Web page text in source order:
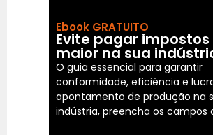
Ebook GRATUITO
Evite pagar impostos
maior na sua
O guia essencial para garantir
conformidade, eficiência e
apontamento de produção na
indústria, preencha os campos